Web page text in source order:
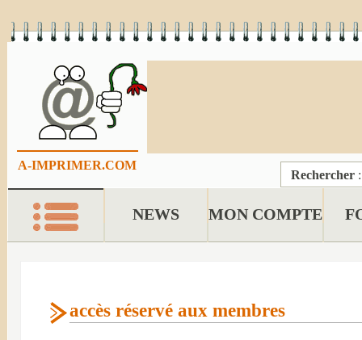
A-IMPRIMER.COM
Rechercher
NEWS MON COMPTE
accès réservé aux membres